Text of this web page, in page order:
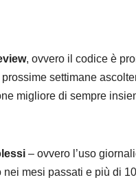
, ovvero il codice è
settimane
migliore di sempre
– ovvero l’uso
mesi passati e più di